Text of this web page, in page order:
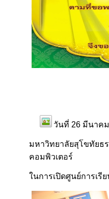
วันที่ 26 มีนาค
มหาวิทยาลัยสุโขทัยธ
คอมพิวเตอร์
ในการเปิดศูนย์การเรี